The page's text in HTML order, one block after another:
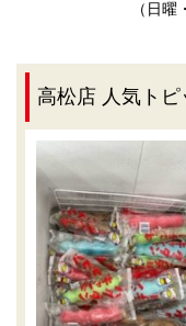
（日曜
高松店 人気トピ